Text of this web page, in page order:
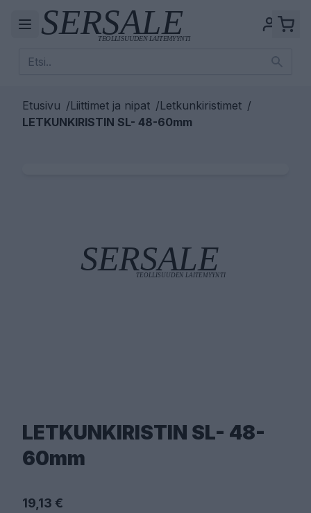
Etusivu /Liittimet ja nipat /Letkunkiristimet /
LETKUNKIRISTIN SL- 48-60mm
LETKUNKIRISTIN SL- 48-
60mm
19,13 €